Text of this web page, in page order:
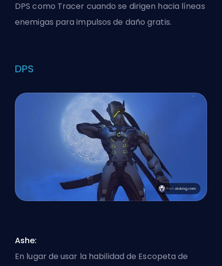
DPScomo Tracer cuando se dirigen hacia líneas
enemigas para impulsos de daño gratis.
DPS
Ashe:
En lugar de usar la habilidad de Escopeta de